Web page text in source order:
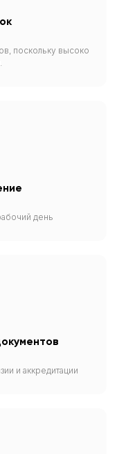
поскольку высоко
день
и аккредитации